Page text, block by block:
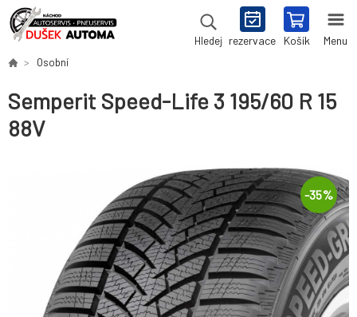
Hledej rezervace Košík Menu
Osobní
Semperit Speed-Life 3 195/60 R 15
88V
-35%